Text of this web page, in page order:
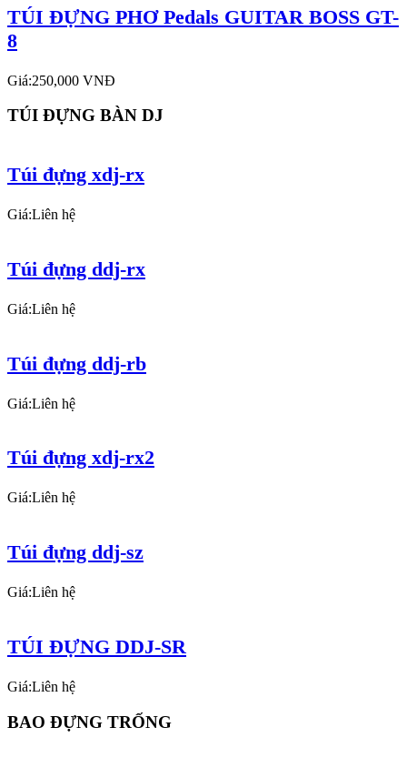
TÚI ĐỰNG PHƠ Pedals GUITAR BOSS GT-
8
Giá:250,000 VNĐ
TÚI ĐỰNG BÀN DJ
Túi đựng xdj-rx
Giá:Liên hệ
Túi đựng ddj-rx
Giá:Liên hệ
Túi đựng ddj-rb
Giá:Liên hệ
Túi đựng xdj-rx2
Giá:Liên hệ
Túi đựng ddj-sz
Giá:Liên hệ
TÚI ĐỰNG DDJ-SR
Giá:Liên hệ
BAO ĐỰNG TRỐNG